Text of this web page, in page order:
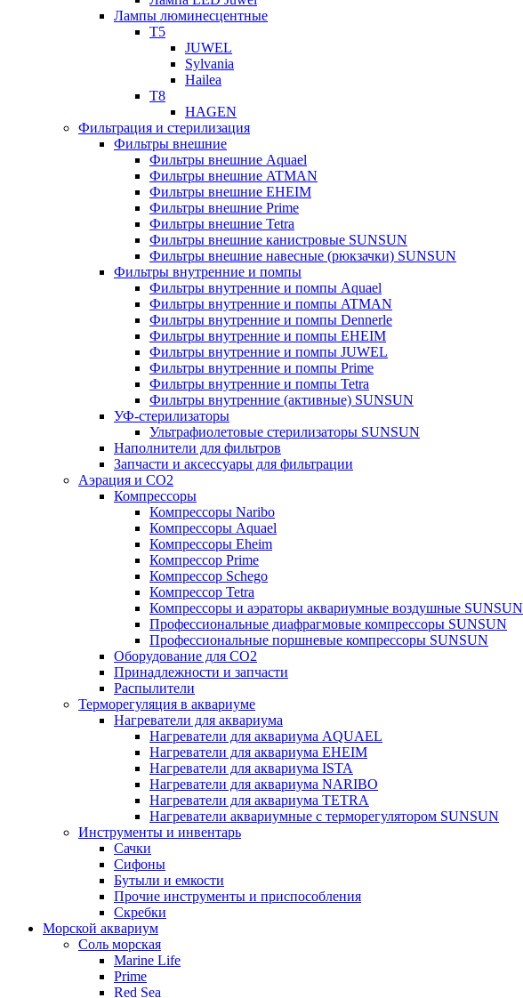
Лампы люминесцентные
T5
JUWEL
Sylvania
Hailea
T8
HAGEN
Фильтрация и стерилизация
Фильтры внешние
Фильтры внешние Aquael
Фильтры внешние ATMAN
Фильтры внешние EHEIM
Фильтры внешние Prime
Фильтры внешние Tetra
Фильтры внешние канистровые SUNSUN
Фильтры внешние навесные (рюкзачки) SUNSUN
Фильтры внутренние и помпы
Фильтры внутренние и помпы Aquael
Фильтры внутренние и помпы ATMAN
Фильтры внутренние и помпы Dennerle
Фильтры внутренние и помпы EHEIM
Фильтры внутренние и помпы JUWEL
Фильтры внутренние и помпы Prime
Фильтры внутренние и помпы Tetra
Фильтры внутренние (активные) SUNSUN
УФ-стерилизаторы
Ультрафиолетовые стерилизаторы SUNSUN
Наполнители для фильтров
Запчасти и аксессуары для фильтрации
Аэрация и CO2
Компрессоры
Компрессоры Naribo
Компрессоры Aquael
Компрессоры Eheim
Компрессор Prime
Компрессор Schego
Компрессор Tetra
Компрессоры и аэраторы аквариумные воздушные SUNSUN
Профессиональные диафрагмовые компрессоры SUNSUN
Профессиональные поршневые компрессоры SUNSUN
Оборудование для CO2
Принадлежности и запчасти
Распылители
Терморегуляция в аквариуме
Нагреватели для аквариума
Нагреватели для аквариума AQUAEL
Нагреватели для аквариума EHEIM
Нагреватели для аквариума ISTA
Нагреватели для аквариума NARIBO
Нагреватели для аквариума TETRA
Нагреватели аквариумные с терморегулятором SUNSUN
Инструменты и инвентарь
Сачки
Сифоны
Бутыли и емкости
Прочие инструменты и приспособления
Скребки
Морской аквариум
Соль морская
Marine Life
Prime
Red Sea